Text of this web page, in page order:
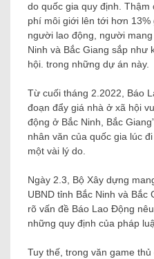
do quốc gia quy định.
phí môi giới lên tới hơn
người lao động, người
Ninh và Bắc Giang sắp như
hội. trong những dự án này.
Từ cuối tháng 2.2022, Báo
đoạn đẩy giá nhà ở xã hội
động ở Bắc Ninh, Bắc
nhân văn của quốc gia lúc
một vài lý do.
Ngày 2.3, Bộ Xây dựng
UBND tỉnh Bắc Ninh và Bắc
rõ vấn đề Báo Lao Động
những quy định của pháp
Tuy thế, trong văn game